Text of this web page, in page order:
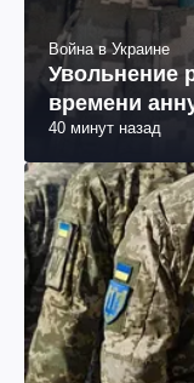
Война в Украине
Увольнение
времени
40 минут назад